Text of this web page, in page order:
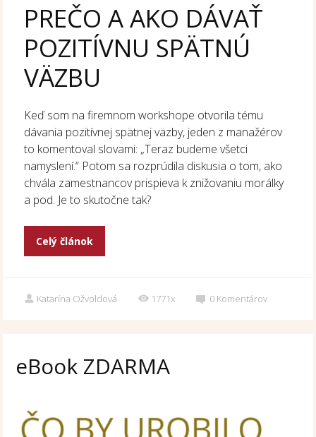
PREČO A AKO DÁVAŤ
POZITÍVNU SPÄTNÚ
VÄZBU
Keď som na firemnom workshope otvorila tému
dávania pozitívnej spätnej väzby, jeden z manažérov
to komentoval slovami: „Teraz budeme všetci
namyslení.“ Potom sa rozprúdila diskusia o tom, ako
chvála zamestnancov prispieva k znižovaniu morálky
a pod. Je to skutočne tak?
Celý článok
Katarína Ožvoldová 1771x 0 Komentárov
eBook ZDARMA